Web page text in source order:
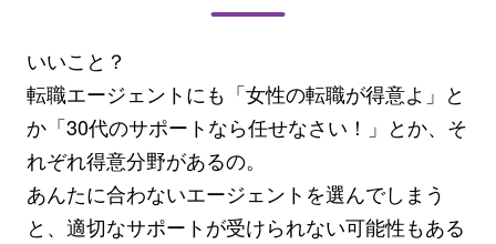
いいこと？
転職エージェントにも「女性の転職が得意よ」と
か「30代のサポートなら任せなさい！」とか、そ
れぞれ得意分野があるの。
あんたに合わないエージェントを選んでしまう
と、適切なサポートが受けられない可能性もある